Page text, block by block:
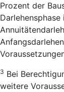
Prozent der
3 Bei
weitere